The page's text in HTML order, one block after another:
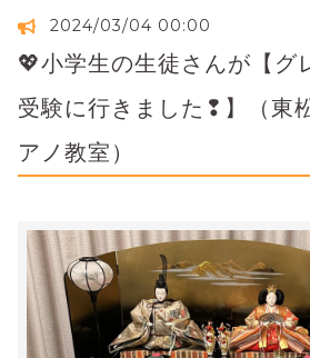
2024/03/04 00:00
💖小学生の生徒さんが【グ
受験に行きました❢】（東
アノ教室）